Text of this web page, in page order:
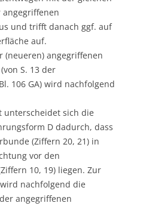
angegriffenen
und trifft danach ggf. auf
auf.
(neueren) angegriffenen
S. 13 der
106 GA) wird nachfolgend
unterscheidet sich die
D dadurch, dass
(Ziffern 20, 21) in
vor den
10, 19) liegen. Zur
nachfolgend die
angegriffenen